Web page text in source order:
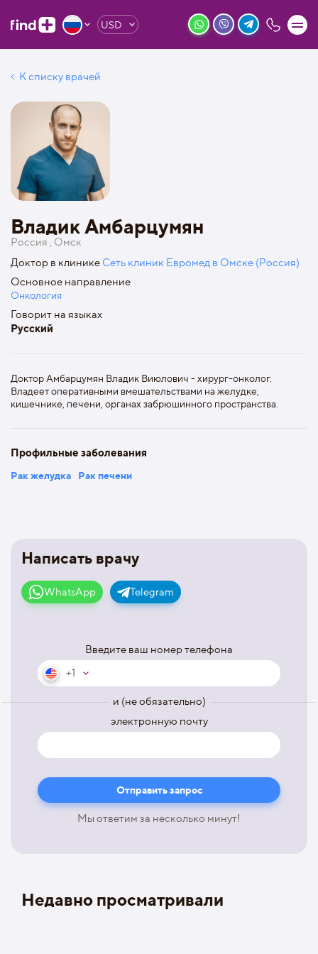
USD
К списку врачей
Написать врачу
WhatsApp Telegram
Введите ваш номер телефона
+1
и (не обязательно)
электронную почту
Мы ответим за несколько минут!
Владик Амбарцумян
Россия , Омск
Доктор в клинике Сеть клиник Евромед в Омске (Россия)
Основное направление
Онкология
Говорит на языках
Русский
Доктор Амбарцумян Владик Виюлович - хирург-онколог.
Владеет оперативными вмешательствами на желудке,
кишечнике, печени, органах забрюшинного пространства.
Профильные заболевания
Рак желудка Рак печени
Недавно просматривали